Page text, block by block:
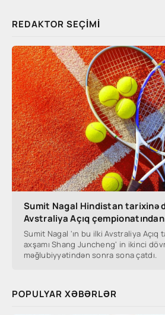
REDAKTOR SEÇIMI
Sumit Nagal Hindistan tarixinə
Avstraliya Açıq çempionatından
Sumit Nagal 'ın bu ilki Avstraliya Açıq
axşamı Shang Juncheng' in ikinci
məğlubiyyətindən sonra sona çatdı.
POPULYAR XƏBƏRLƏR